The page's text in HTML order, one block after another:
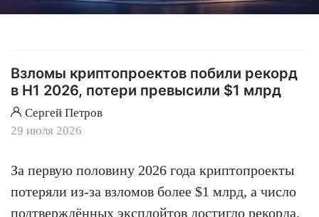
Взломы криптопроектов побили рекорд
в H1 2026, потери превысили $1 млрд
Сергей Петров
29 июля 2026
За первую половину 2026 года криптопроекты
потеряли из-за взломов более $1 млрд, а число
подтверждённых эксплойтов достигло рекорда.